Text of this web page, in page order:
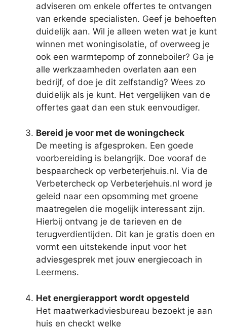
adviseren om enkele offertes te ontvangen
van erkende specialisten. Geef je behoeften
duidelijk aan. Wil je alleen weten wat je kunt
winnen met woningisolatie, of overweeg je
ook een warmtepomp of zonneboiler? Ga je
alle werkzaamheden overlaten aan een
bedrijf, of doe je dit zelfstandig? Wees zo
duidelijk als je kunt. Het vergelijken van de
offertes gaat dan een stuk eenvoudiger.
Bereid je voor met de woningcheck
De meeting is afgesproken. Een goede
voorbereiding is belangrijk. Doe vooraf de
bespaarcheck op verbeterjehuis.nl. Via de
Verbetercheck op Verbeterjehuis.nl word je
geleid naar een opsomming met groene
maatregelen die mogelijk interessant zijn.
Hierbij ontvang je de tarieven en de
terugverdientijden. Dit kan je gratis doen en
vormt een uitstekende input voor het
adviesgesprek met jouw energiecoach in
Leermens.
Het energierapport wordt opgesteld
Het maatwerkadviesbureau bezoekt je aan
huis en checkt welke